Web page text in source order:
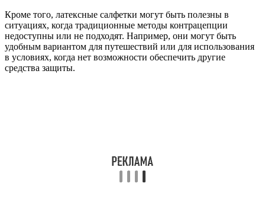
Кроме того, латексные салфетки могут быть полезны в
ситуациях, когда традиционные методы контрацепции
недоступны или не подходят. Например, они могут быть
удобным вариантом для путешествий или для использования
в условиях, когда нет возможности обеспечить другие
средства защиты.